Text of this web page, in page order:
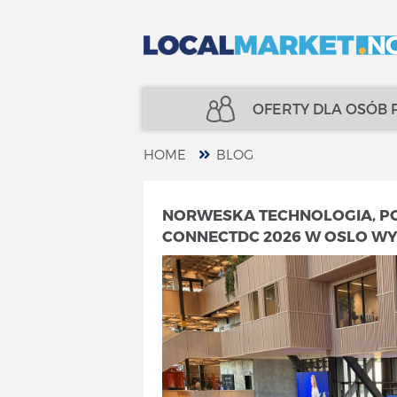
OFERTY DLA OSÓB
KREDYTY
UBEZPIECZENIA
FINANSE
SPECJALIŚCI
FINANSE
SPECJALIŚCI
TELECOM
USŁUGI
HOME BLOG
NORWESKA TECHNOLOGIA,
CONNECTDC 2026 W OSLO